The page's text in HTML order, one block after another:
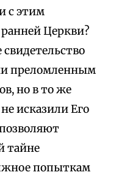
с этим
Церкви?
преломленным
но в то же
исказили Его
тайне
попыткам